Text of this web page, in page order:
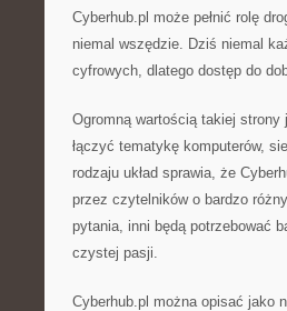
Cyberhub.pl może pełnić rolę
niemal wszędzie. Dziś niemal
cyfrowych, dlatego dostęp do
Ogromną wartością takiej
łączyć tematykę komputerów,
rodzaju układ sprawia, że
przez czytelników o bardzo
pytania, inni będą potrzebować
czystej pasji.
Cyberhub.pl można opisać jako